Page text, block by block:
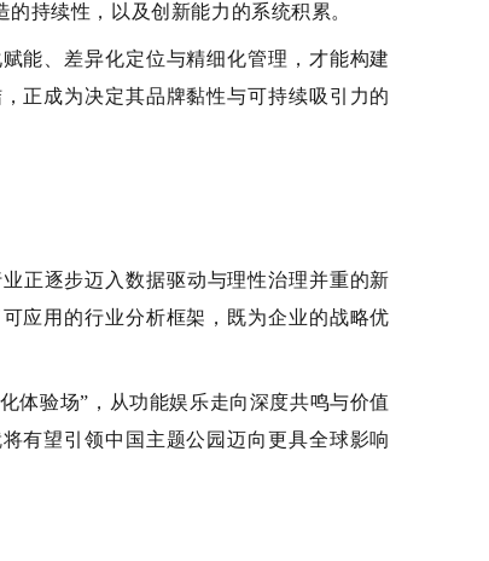
持续性，以及创新能力的系统积累。
能、差异化定位与精细化管理，才能构建
正成为决定其品牌黏性与可持续吸引力的
正逐步迈入数据驱动与理性治理并重的新
应用的行业分析框架，既为企业的战略优
体验场”，从功能娱乐走向深度共鸣与价值
有望引领中国主题公园迈向更具全球影响